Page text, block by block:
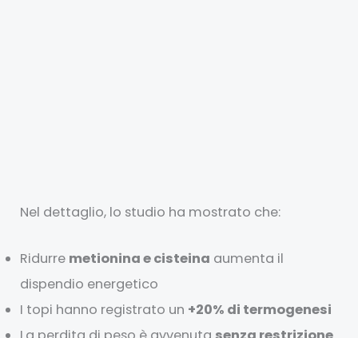
Nel dettaglio, lo studio ha mostrato che:
Ridurre metionina e cisteina aumenta il
dispendio energetico
I topi hanno registrato un +20% di termogenesi